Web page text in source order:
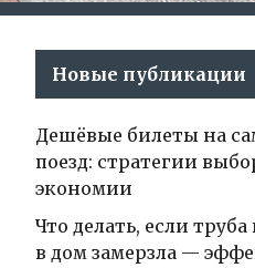
Новые публикации
Дешёвые билеты на
поезд: стратегии
экономии
Что делать, если
в дом замерзла —